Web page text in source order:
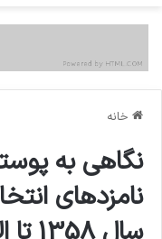
خانه
نگاهی به
نامزدهای